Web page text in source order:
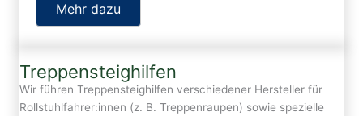
Mehr dazu
Treppensteighilfen
Wir führen Treppensteighilfen verschiedener Hersteller für
Rollstuhlfahrer:innen (z. B. Treppenraupen) sowie spezielle